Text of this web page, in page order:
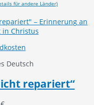
für andere Länder)
Deutsch
repariert“